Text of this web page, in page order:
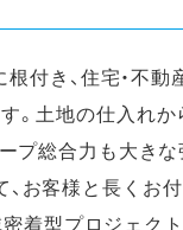
付き、住宅・不動
土地の仕入れから
プ総合力も大き
お客様と長くお
密着型プロジェク